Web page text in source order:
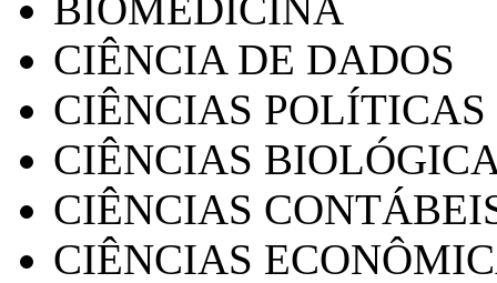
CIÊNCIA DE DADOS
CIÊNCIAS POLÍTICAS
CIÊNCIAS
CIÊNCIAS
CIÊNCIAS